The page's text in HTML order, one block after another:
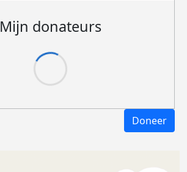
Mijn donateurs
Doneer